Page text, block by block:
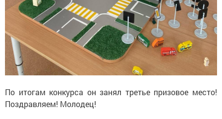
По итогам конкурса он занял третье призовое место!
Поздравляем! Молодец!